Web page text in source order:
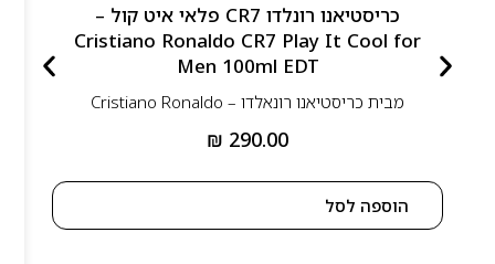
כריסטיאנו רונלדו CR7 פלאי איט קול –
Cristiano Ronaldo CR7 Play It Cool for
Men 100ml EDT
מבית כריסטיאנו רונאלדו – Cristiano Ronaldo
₪ 290.00
הוספה לסל